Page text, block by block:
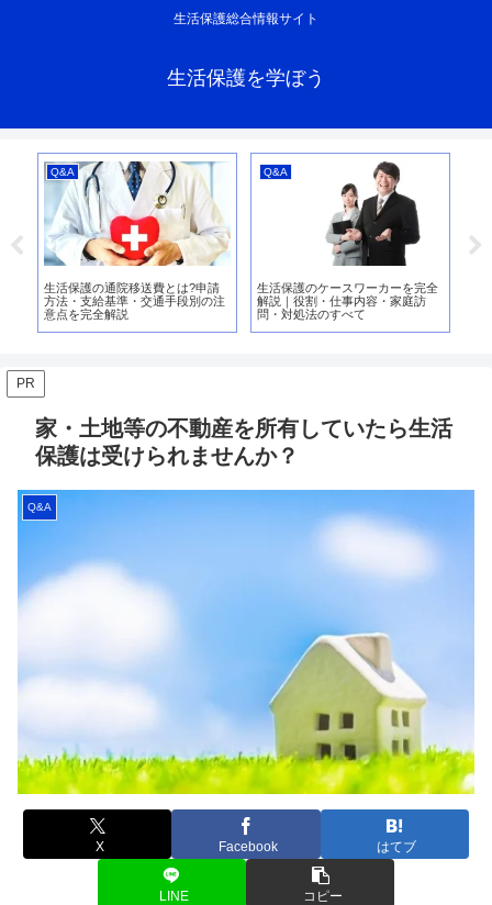
生活保護総合情報サイト
生活保護を学ぼう
Q&A
生活保護の通院移送費とは?申請
方法・支給基準・交通手段別の注
意点を完全解説
Q&A
生活保護のケースワーカーを完全
解説｜役割・仕事内容・家庭訪
問・対処法のすべて
PR
家・土地等の不動産を所有していたら生活
保護は受けられませんか？
Q&A
X Facebook はてブ
LINE コピー